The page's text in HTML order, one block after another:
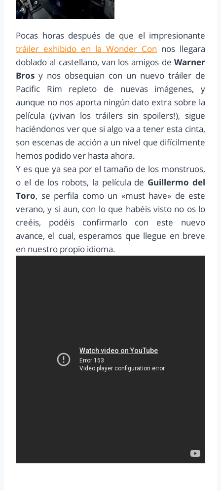
Pocas horas después de que el impresionante
tráiler exhibido en la Wonder Con nos llegara
doblado al castellano, van los amigos de Warner
Bros y nos obsequian con un nuevo tráiler de
Pacific Rim repleto de nuevas imágenes, y
aunque no nos aporta ningún dato extra sobre la
película (¡vivan los tráilers sin spoilers!), sigue
haciéndonos ver que si algo va a tener esta cinta,
son escenas de acción a un nivel que difícilmente
hemos podido ver hasta ahora.
Y es que ya sea por el tamaño de los monstruos,
o el de los robots, la película de Guillermo del
Toro, se perfila como un «must have» de este
verano, y si aun, con lo que habéis visto no os lo
creéis, podéis confirmarlo con este nuevo
avance, el cual, esperamos que llegue en breve
en nuestro propio idioma.